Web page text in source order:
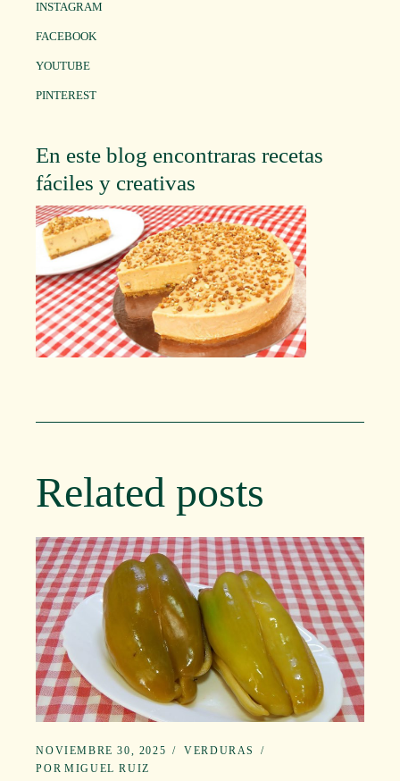
INSTAGRAM
FACEBOOK
YOUTUBE
PINTEREST
En este blog encontraras recetas
fáciles y creativas
Related posts
NOVIEMBRE 30, 2025
VERDURAS
POR MIGUEL RUIZ